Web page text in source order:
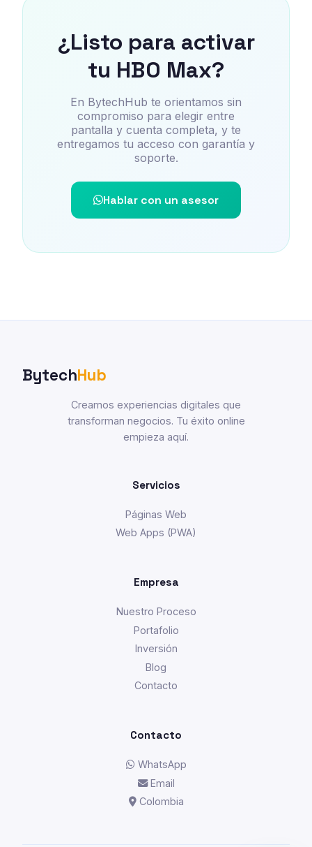
¿Listo para activar
tu HBO Max?
En BytechHub te orientamos sin
compromiso para elegir entre
pantalla y cuenta completa, y te
entregamos tu acceso con garantía y
soporte.
Hablar con un asesor
BytechHub
Creamos experiencias digitales que
transforman negocios. Tu éxito online
empieza aquí.
Servicios
Páginas Web
Web Apps (PWA)
Empresa
Nuestro Proceso
Portafolio
Inversión
Blog
Contacto
Contacto
WhatsApp
Email
Colombia